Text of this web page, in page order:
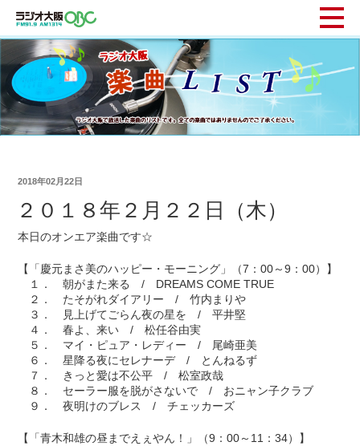
2018年02月22日
２０１８年２月２２日（木）
本日のオンエア楽曲です☆
【「慶元まさ美のハッピー・モーニング」（7：00～9：00）】
１． 朝がまた来る / DREAMS COME TRUE
２． たそがれダイアリー / 竹内まりや
３． 見上げてごらん夜の星を / 平井堅
４． 春よ、来い / 松任谷由実
５． マイ・ピュア・レディー / 尾崎亜美
６． 星降る夜にセレナーデ / とんねるず
７． きっと愛は不公平 / 松室政哉
８． セーラー服を脱がさないで / おニャン子クラブ
９． 夜明けのブレス / チェッカーズ
【「青木和雄の昼までえぇやん！」（9：00～11：34）】